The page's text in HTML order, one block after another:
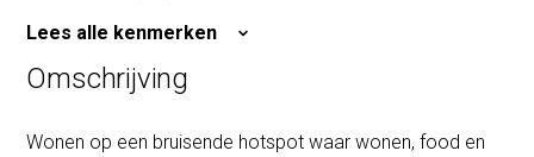
Inhoud
Lees alle kenmerken
Omschrijving
Wonen op een bruisende hotspot waar wonen, food en